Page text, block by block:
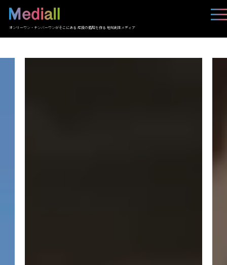
オンリーワン・ナンバーワンがそこにある 応援の循環を作る 地域創生メディア